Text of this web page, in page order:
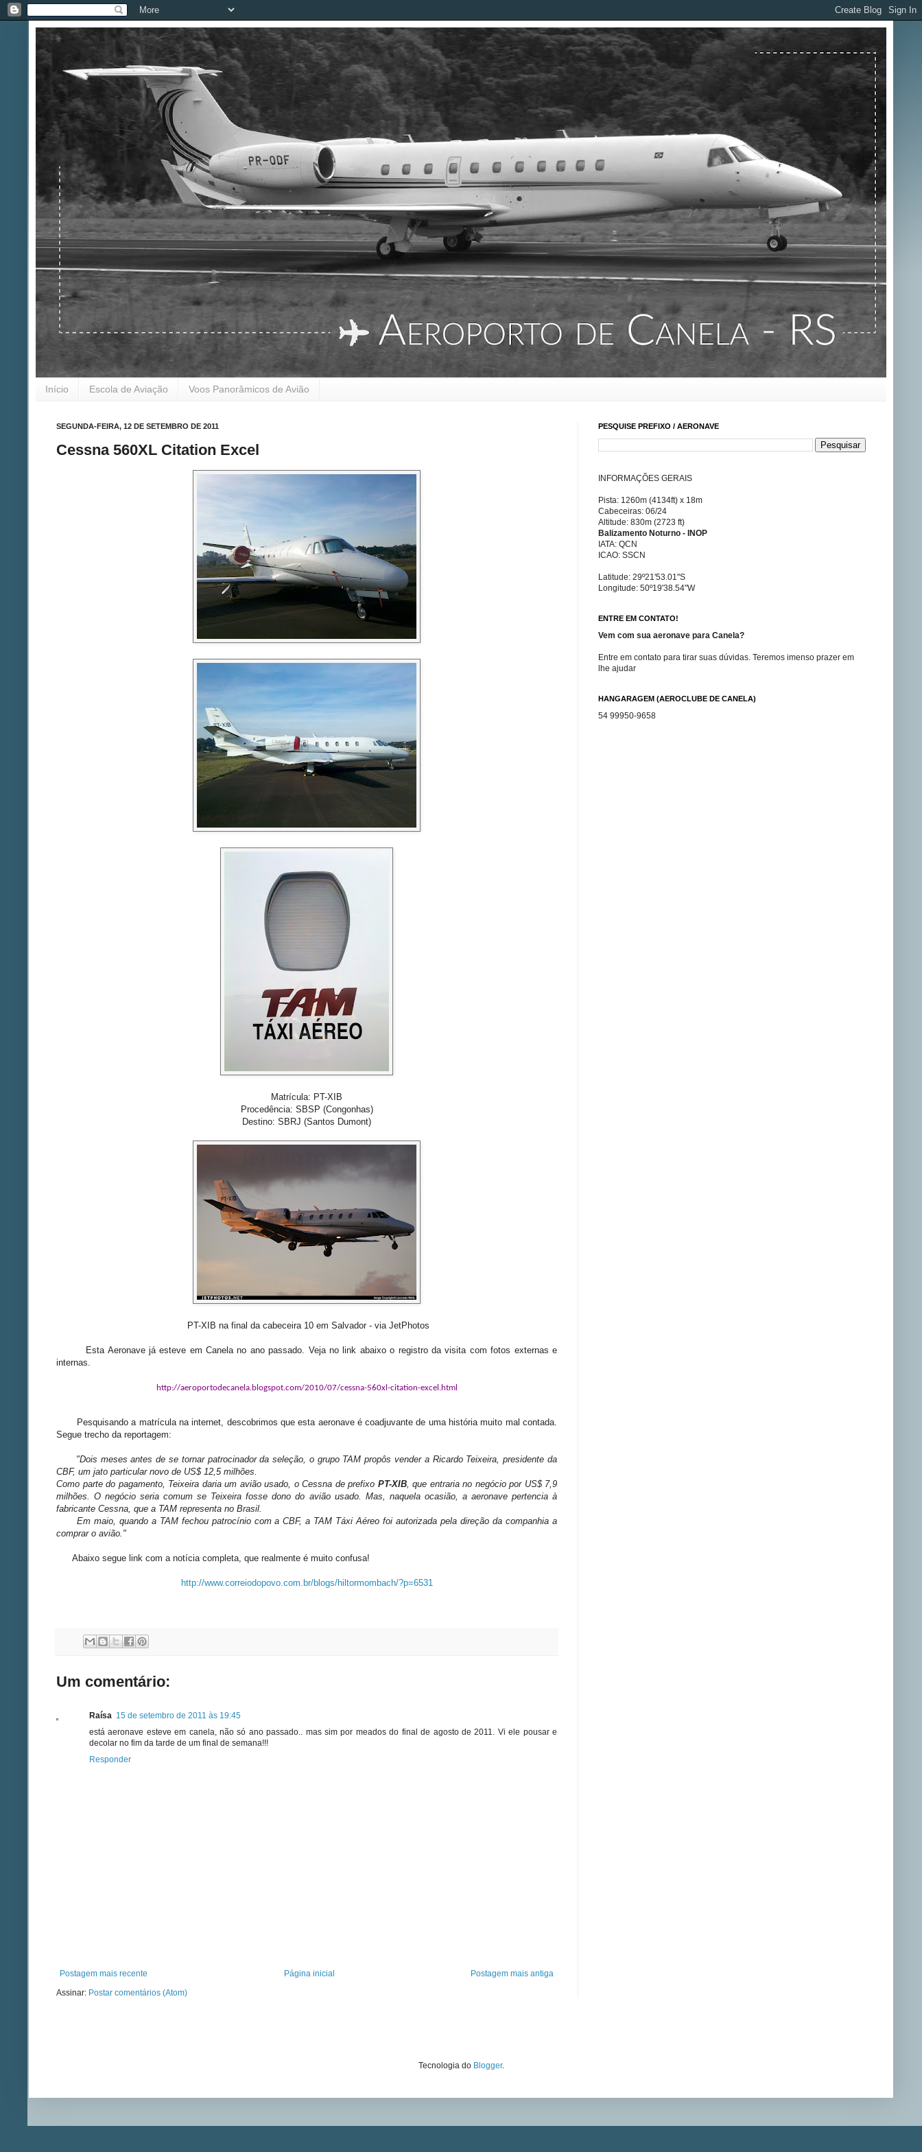
Início Escola de Aviação Voos Panorâmicos de Avião
SEGUNDA-FEIRA, 12 DE SETEMBRO DE 2011
Cessna 560XL Citation Excel
Matrícula: PT-XIB
Procedência: SBSP (Congonhas)
Destino: SBRJ (Santos Dumont)
PT-XIB na final da cabeceira 10 em Salvador - via JetPhotos
Esta Aeronave já esteve em Canela no ano passado. Veja no link abaixo o registro da visita com fotos externas e
internas.
http://aeroportodecanela.blogspot.com/2010/07/cessna-560xl-citation-excel.html
Pesquisando a matrícula na internet, descobrimos que esta aeronave é coadjuvante de uma história muito mal contada.
Segue trecho da reportagem:
"Dois meses antes de se tornar patrocinador da seleção, o grupo TAM propôs vender a Ricardo Teixeira, presidente da
CBF, um jato particular novo de US$ 12,5 milhões.
Como parte do pagamento, Teixeira daria um avião usado, o Cessna de prefixo PT-XIB, que entraria no negócio por US$ 7,9
milhões. O negócio seria comum se Teixeira fosse dono do avião usado. Mas, naquela ocasião, a aeronave pertencia à
fabricante Cessna, que a TAM representa no Brasil.
Em maio, quando a TAM fechou patrocínio com a CBF, a TAM Táxi Aéreo foi autorizada pela direção da companhia a
comprar o avião."
Abaixo segue link com a notícia completa, que realmente é muito confusa!
http://www.correiodopovo.com.br/blogs/hiltormombach/?p=6531
Um comentário:
Raísa 15 de setembro de 2011 às 19:45
está aeronave esteve em canela, não só ano passado.. mas sim por meados do final de agosto de 2011. Vi ele pousar e
decolar no fim da tarde de um final de semana!!!
Responder
Postagem mais recente Postagem mais antiga
Página inicial
Assinar: Postar comentários (Atom)
PESQUISE PREFIXO / AERONAVE
INFORMAÇÕES GERAIS
Pista: 1260m (4134ft) x 18m
Cabeceiras: 06/24
Altitude: 830m (2723 ft)
Balizamento Noturno - INOP
IATA: QCN
ICAO: SSCN
Latitude: 29º21'53.01"S
Longitude: 50º19'38.54"W
ENTRE EM CONTATO!
Vem com sua aeronave para Canela?
Entre em contato para tirar suas dúvidas. Teremos imenso prazer em
lhe ajudar
HANGARAGEM (AEROCLUBE DE CANELA)
54 99950-9658
Tecnologia do Blogger.